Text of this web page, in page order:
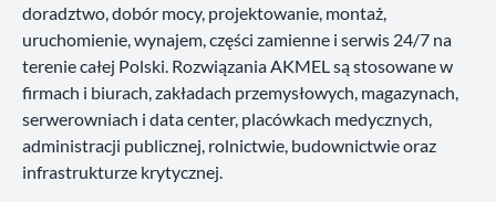
doradztwo, dobór mocy, projektowanie, montaż,
uruchomienie, wynajem, części zamienne i serwis 24/7 na
terenie całej Polski. Rozwiązania AKMEL są stosowane w
firmach i biurach, zakładach przemysłowych, magazynach,
serwerowniach i data center, placówkach medycznych,
administracji publicznej, rolnictwie, budownictwie oraz
infrastrukturze krytycznej.